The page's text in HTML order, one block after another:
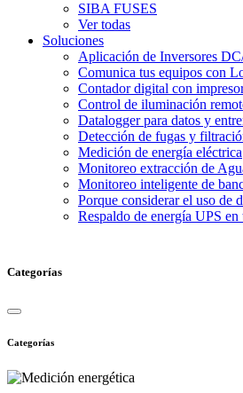
SIBA FUSES
Ver todas
Soluciones
Aplicación de Inversores
Comunica tus equipos con
Contador digital con
Control de iluminación
Datalogger para datos y
Detección de fugas y
Medición de energía eléctrica
Monitoreo extracción de
Monitoreo inteligente de
Porque considerar el uso de
Respaldo de energía UPS en
Categorías
Categorías